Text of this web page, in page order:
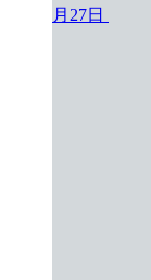
月27日